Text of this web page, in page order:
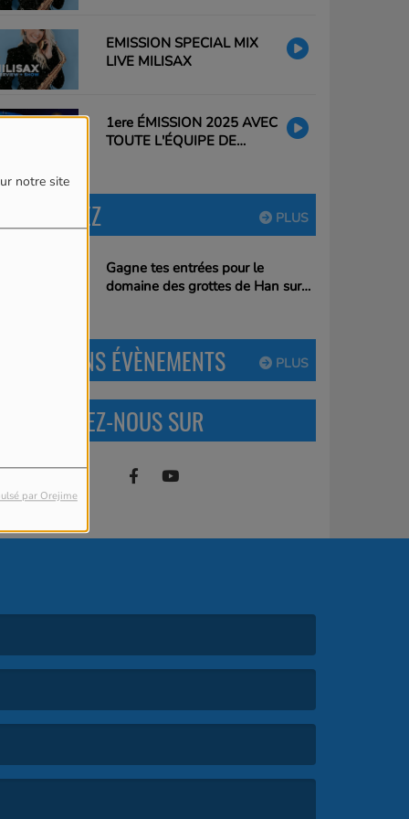
notre site
par Orejime
EMISSION SPECIAL MIX
LIVE MILISAX
1ere ÉMISSION 2025 AVEC
TOUTE L'ÉQUIPE DE
PLUS
PARTICIPEZ
Gagne tes entrées pour le
domaine des grottes de Han sur
PLUS
PROCHAINS ÉVÈNEMENTS
RETROUVEZ-NOUS SUR